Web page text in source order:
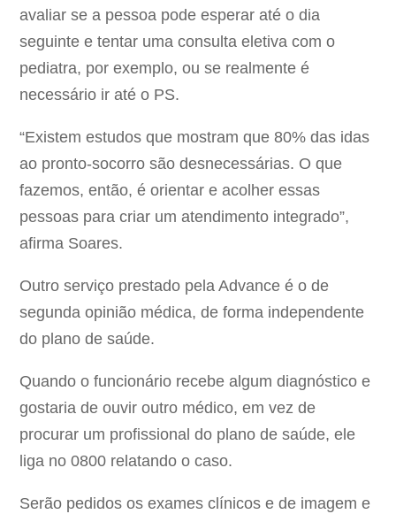
avaliar se a pessoa pode esperar até o dia
seguinte e tentar uma consulta eletiva com o
pediatra, por exemplo, ou se realmente é
necessário ir até o PS.
“Existem estudos que mostram que 80% das idas
ao pronto-socorro são desnecessárias. O que
fazemos, então, é orientar e acolher essas
pessoas para criar um atendimento integrado”,
afirma Soares.
Outro serviço prestado pela Advance é o de
segunda opinião médica, de forma independente
do plano de saúde.
Quando o funcionário recebe algum diagnóstico e
gostaria de ouvir outro médico, em vez de
procurar um profissional do plano de saúde, ele
liga no 0800 relatando o caso.
Serão pedidos os exames clínicos e de imagem e